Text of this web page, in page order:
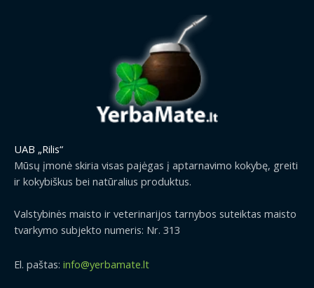
UAB „Rilis“
Mūsų įmonė skiria visas pajėgas į aptarnavimo kokybę, greiti
ir kokybiškus bei natūralius produktus.
Valstybinės maisto ir veterinarijos tarnybos suteiktas maisto
tvarkymo subjekto numeris: Nr. 313
El. paštas: info@yerbamate.lt